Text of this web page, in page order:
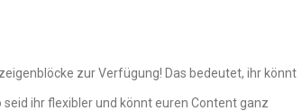
zur Verfügung! Das bedeutet, ihr könnt
ihr flexibler und könnt euren Content ganz